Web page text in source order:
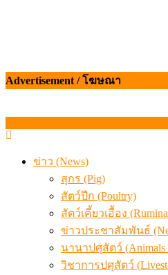
Advertisement / โฆษณา
ข่าว (News)
สุกร (Pig)
สัตว์ปีก (Poultry)
สัตว์เคี้ยวเอื้อง
ข่าวประชาสัมพันธ์
นานาปศุสัตว์ (Animals
วิชาการปศุสัตว์